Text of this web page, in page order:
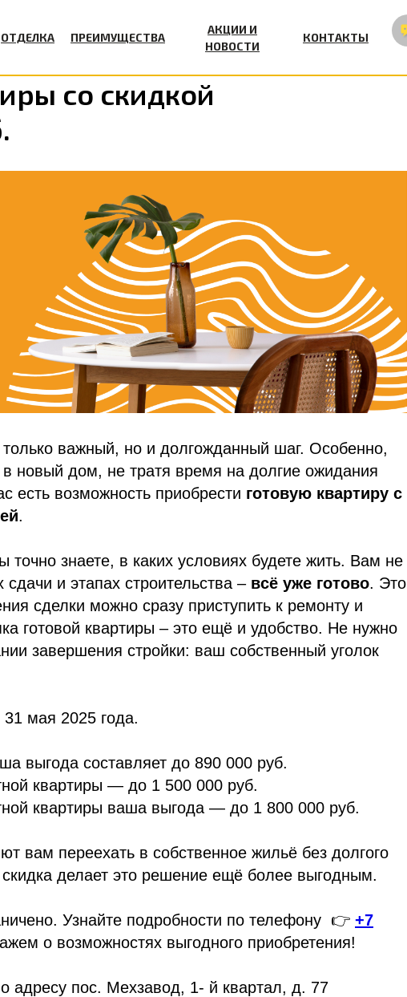
ОТДЕЛКА
АКЦИИ И
НОВОСТИ
КОНТАКТЫ
ПРЕИМУЩЕСТВА
со скидкой
только важный, но и долгожданный шаг. Особенно,
в новый дом, не тратя время на долгие ожидания
есть возможность приобрести готовую квартиру с
.
точно знаете, в каких условиях будете жить. Вам не
и этапах строительства – всё уже готово. Это
сделки можно сразу приступить к ремонту и
готовой квартиры – это ещё и удобство. Не нужно
завершения стройки: ваш собственный уголок
31 мая 2025 года.
выгода составляет до 890 000 руб.
квартиры — до 1 500 000 руб.
квартиры ваша выгода — до 1 800 000 руб.
вам переехать в собственное жильё без долгого
делает это решение ещё более выгодным.
Узнайте подробности по телефону 👉 +7
о возможностях выгодного приобретения!
адресу пос. Мехзавод, 1- й квартал, д. 77